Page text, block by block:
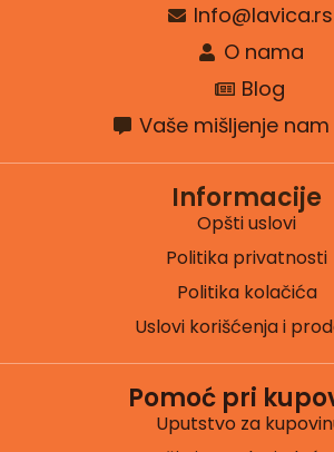
Info@lavica.rs
O nama
Blog
Vaše mišljenje
Informacije
Opšti uslovi
Politika privatnosti
Politika kolačića
Uslovi korišćenja i
Pomoć pri
Uputstvo za